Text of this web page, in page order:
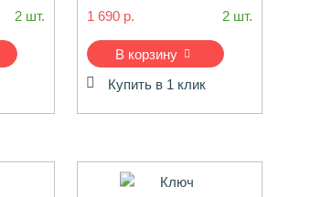
2 шт. 1 690 р. 2 шт.
В корзину
Купить в 1 клик